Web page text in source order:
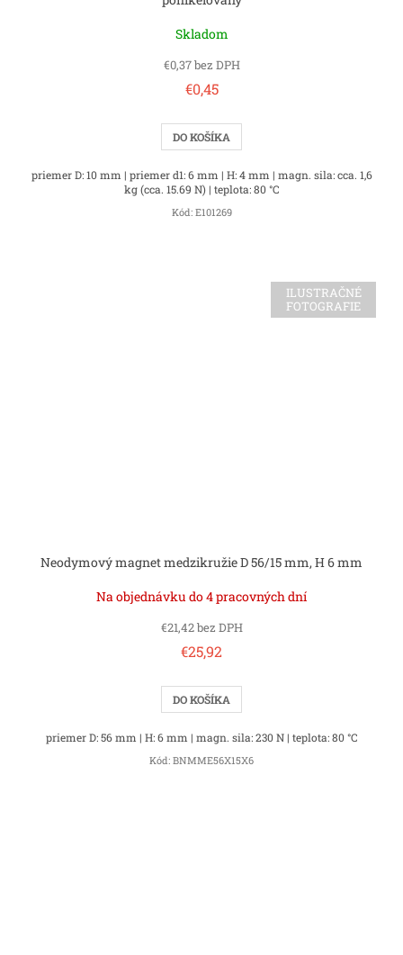
Skladom
€0,37 bez DPH
€0,45
DO KOŠÍKA
priemer D: 10 mm | priemer d1: 6 mm | H: 4 mm | magn. sila: cca. 1,6
kg (cca. 15.69 N) | teplota: 80 °C
Kód: E101269
ILUSTRAČNÉ
FOTOGRAFIE
Neodymový magnet medzikružie D 56/15 mm, H 6 mm
Na objednávku do 4 pracovných dní
€21,42 bez DPH
€25,92
DO KOŠÍKA
priemer D: 56 mm | H: 6 mm | magn. sila: 230 N | teplota: 80 °C
Kód: BNMME56X15X6